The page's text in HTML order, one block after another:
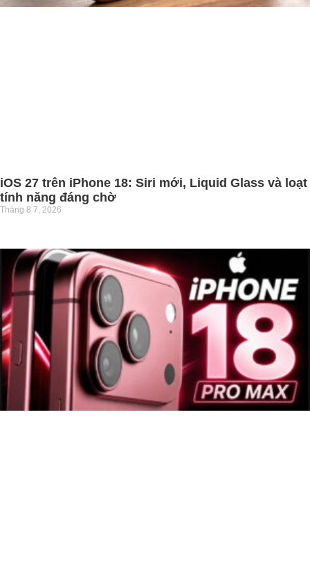
iOS 27 trên iPhone 18: Siri mới, Liquid Glass và loạt
tính năng đáng chờ
Tháng 8 7, 2026